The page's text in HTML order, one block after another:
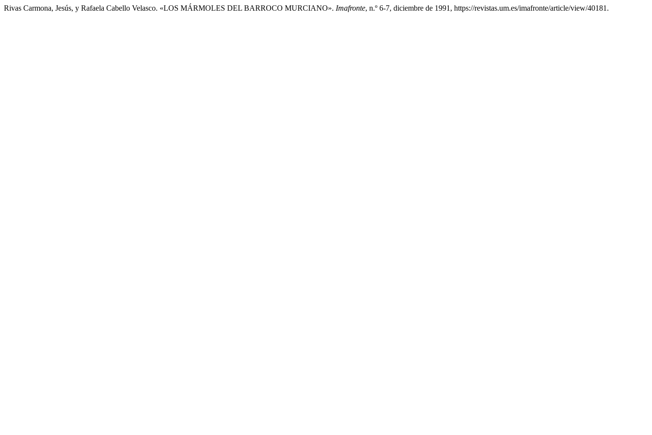
Rivas Carmona, Jesús, y Rafaela Cabello Velasco. «LOS MÁRMOLES DEL BARROCO MURCIANO». Imafronte, n.º 6-7, diciembre de 1991, https://revistas.um.es/imafronte/article/view/40181.